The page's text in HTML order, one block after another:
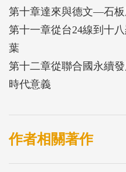
第十章達來與德文—石
第十一章從台24線到十
葉
第十二章從聯合國永續
時代意義
作者相關著作